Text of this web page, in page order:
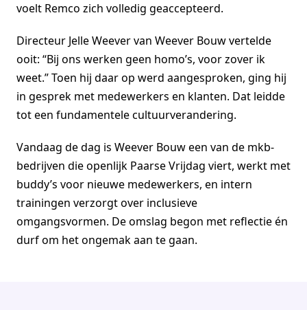
voelt Remco zich volledig geaccepteerd.
Directeur Jelle Weever van Weever Bouw vertelde
ooit: “Bij ons werken geen homo’s, voor zover ik
weet.” Toen hij daar op werd aangesproken, ging hij
in gesprek met medewerkers en klanten. Dat leidde
tot een fundamentele cultuurverandering.
Vandaag de dag is Weever Bouw een van de mkb-
bedrijven die openlijk Paarse Vrijdag viert, werkt met
buddy’s voor nieuwe medewerkers, en intern
trainingen verzorgt over inclusieve
omgangsvormen. De omslag begon met reflectie én
durf om het ongemak aan te gaan.